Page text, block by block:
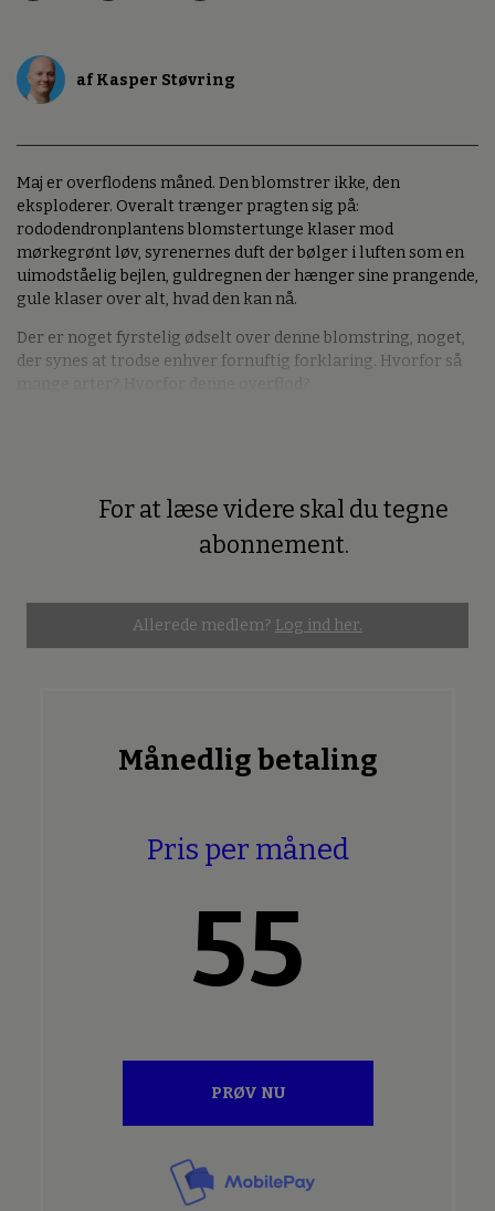
af Kasper Støvring
Maj er overflodens måned. Den blomstrer ikke, den
eksploderer. Overalt trænger pragten sig på:
rododendronplantens blomstertunge klaser mod
mørkegrønt løv, syrenernes duft der bølger i luften som en
uimodståelig bejlen, guldregnen der hænger sine prangende,
gule klaser over alt, hvad den kan nå.
Der er noget fyrstelig ødselt over denne blomstring, noget,
der synes at trodse enhver fornuftig forklaring. Hvorfor så
For at læse videre skal du tegne
abonnement.
Allerede medlem? Log ind her.
Månedlig betaling
Pris per måned
55
PRØV NU